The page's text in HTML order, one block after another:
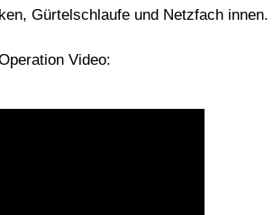
Gürtelschlaufe und Netzfach innen.
Video: